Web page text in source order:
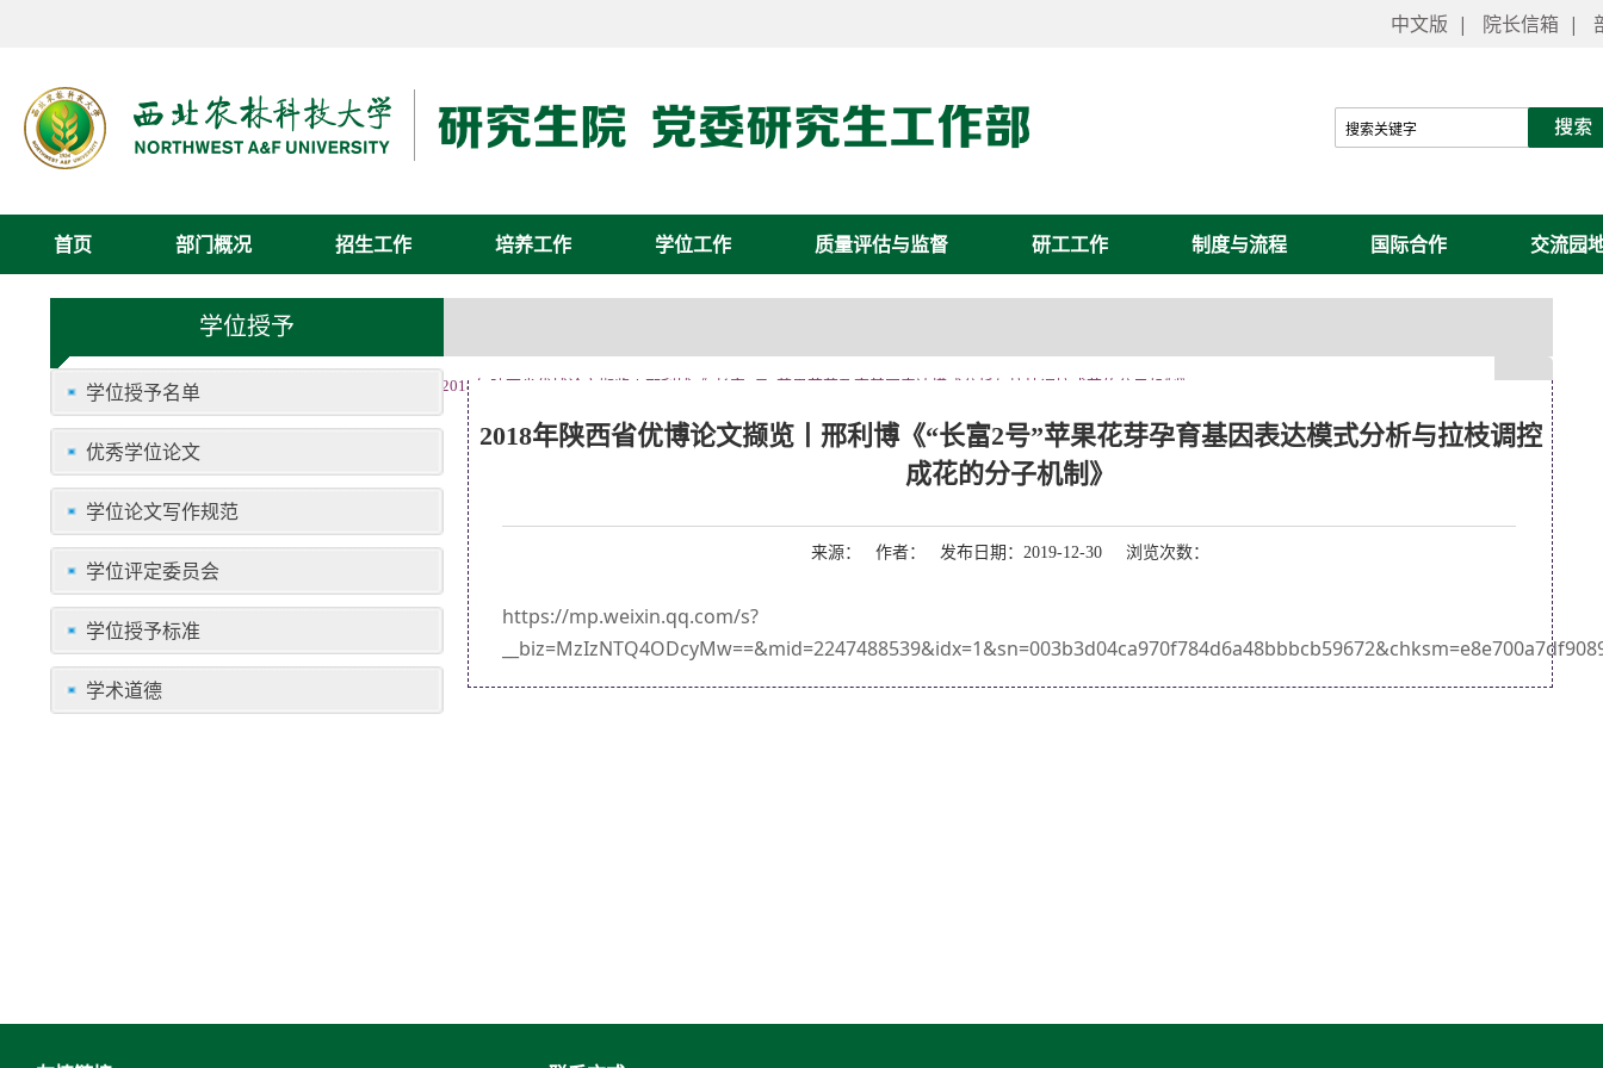
中文版 | 院长信箱 |
首页 部门概况 招生工作 培养工作 学位工作 质量评估与监督 研工工作 制度与流程 国际合作 交流园
学位授予
首页»学位工作 » 2018年陕西省优博论文撷览丨邢利博《“长富2号”苹果花芽孕育基因表达模式分析与拉枝调控成花的分子机制》
学位授予名单
优秀学位论文
学位论文写作规范
学位评定委员会
学位授予标准
学术道德
2018年陕西省优博论文撷览丨邢利博《“长富2号”苹果花芽孕育基因表达模式分析与拉枝调控
成花的分子机制》
来源： 作者： 发布日期：2019-12-30 浏览次数：
https://mp.weixin.qq.com/s?